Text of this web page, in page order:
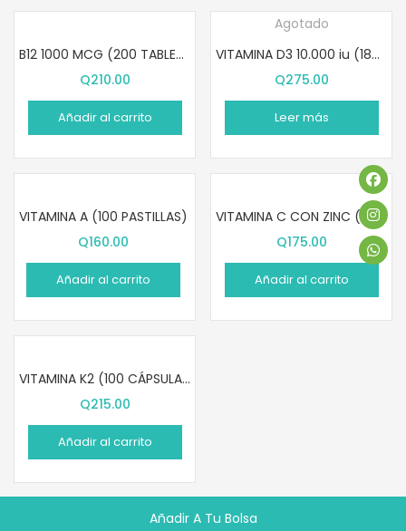
Añadir A Tu Bolsa
B12 1000 MCG (200 TABLETAS)
Q210.00
Añadir al carrito
Agotado
VITAMINA D3 10.000 iu (180 SOFTGELS)
Q275.00
Leer más
VITAMINA A (100 PASTILLAS)
Q160.00
Añadir al carrito
VITAMINA C CON ZINC (60 PASTILLAS MASTICABLES)
Q175.00
Añadir al carrito
VITAMINA K2 (100 CÁPSULAS)
Q215.00
Añadir al carrito